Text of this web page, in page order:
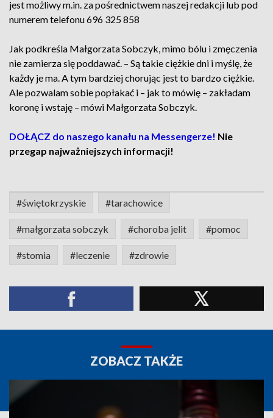
jest możliwy m.in. za pośrednictwem naszej redakcji lub pod
numerem telefonu 696 325 858
Jak podkreśla Małgorzata Sobczyk, mimo bólu i zmęczenia
nie zamierza się poddawać. – Są takie ciężkie dni i myślę, że
każdy je ma. A tym bardziej chorując jest to bardzo ciężkie.
Ale pozwalam sobie popłakać i – jak to mówię – zakładam
koronę i wstaję – mówi Małgorzata Sobczyk.
DOŁĄCZ do naszego kanału na Messengerze! Nie
przegap najważniejszych informacji!
#świętokrzyskie #tarachowice
#małgorzata sobczyk #choroba jelit #pomoc
#stomia #leczenie #zdrowie
ZOBACZ TAKŻE